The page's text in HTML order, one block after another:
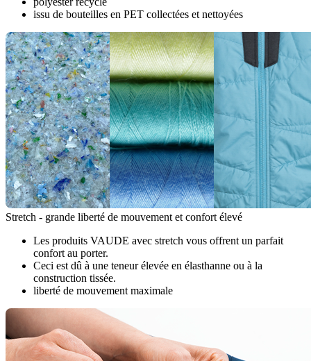
issu de bouteilles en PET collectées et nettoyées
Stretch - grande liberté de mouvement et confort élevé
Les produits VAUDE avec stretch vous offrent un parfait
confort au porter.
Ceci est dû à une teneur élevée en élasthanne ou à la
construction tissée.
liberté de mouvement maximale